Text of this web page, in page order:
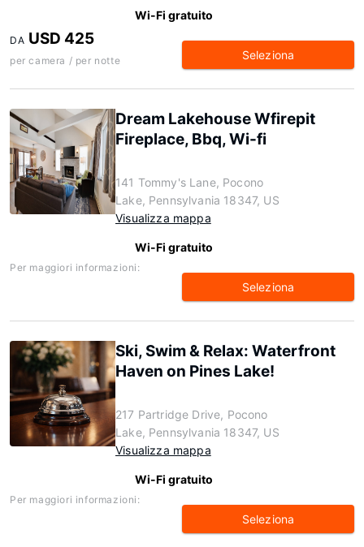
Wi-Fi gratuito
DA USD 425
per camera / per notte Seleziona
Dream Lakehouse Wfirepit
Fireplace, Bbq, Wi-fi
141 Tommy's Lane, Pocono
Lake, Pennsylvania 18347, US
Visualizza mappa
Wi-Fi gratuito
Per maggiori informazioni:
Seleziona
Ski, Swim & Relax: Waterfront
Haven on Pines Lake!
217 Partridge Drive, Pocono
Lake, Pennsylvania 18347, US
Visualizza mappa
Wi-Fi gratuito
Per maggiori informazioni:
Seleziona